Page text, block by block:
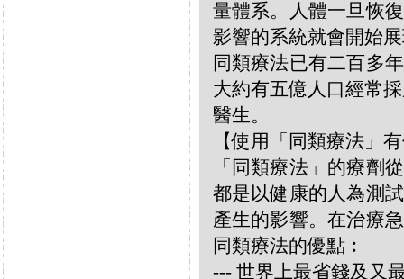
量體系。人體一旦恢
影響的系統就會開始
同類療法已有二百多
大約有五億人口經常
醫生。
【使用「同類療法」
「同類療法」的療劑
都是以健康的人為測
產生的影響。在治療
同類療法的優點︰
--- 世界上最省錢及又